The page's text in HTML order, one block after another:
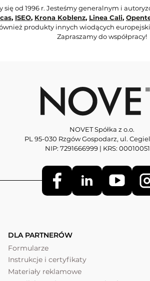
od 1996 r. Jesteśmy generalnym i
, ISEO, Krona Koblenz, Linea Cali,
produkty innych wiodących
Zapraszamy do współpracy!
NOVET Spółka z o.o.
PL 95-030 Rzgów Gospodarz, ul.
NIP: 7291666999 | KRS:
DLA PARTNERÓW
Formularze
Instrukcje i certyfikaty
Materiały reklamowe